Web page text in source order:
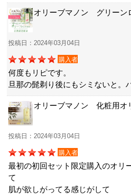
オリーブマノン グリーン
投稿日：2024年03月04日
購入者
何度もリピです。
旦那の髭剃り後にもシミないと。
オリーブマノン 化粧用オ
投稿日：2024年03月04日
購入者
最初の初回セット限定購入のオリ
て
肌が欲しがってる感じがして